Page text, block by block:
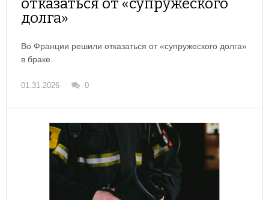
отказаться от «супружеского
долга»
Во Франции решили отказаться от «супружеского долга»
в браке.
01.31.2026 0